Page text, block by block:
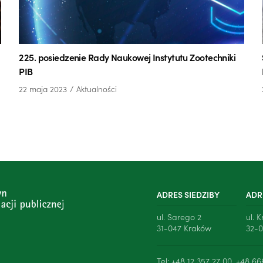
225. posiedzenie Rady Naukowej Instytutu Zootechniki
PIB
22 maja 2023 Aktualności
ADRES SIEDZIBY
ul. Sarego 2
31-047 Kraków
ul.
32-
Tel: +48 12 357 27 00, +48